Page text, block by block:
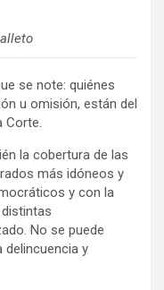
se note: quiénes
u omisión, están del
Corte.
la cobertura de las
más idóneos y
y con la
No se puede
delincuencia y